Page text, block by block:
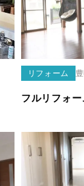
リフォーム
フルリフォー